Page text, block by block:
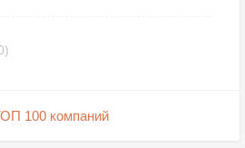
100 компаний